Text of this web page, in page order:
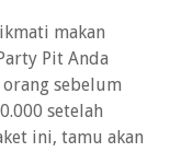
makan
Pit Anda
sebelum
setelah
ini, tamu akan